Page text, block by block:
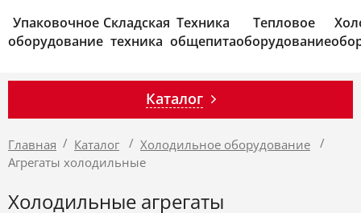
Упаковочное
оборудование
Складская
техника
Техника
общепита
Тепловое
оборудование
Каталог
Главная / Каталог / Холодильное оборудование /
Агрегаты холодильные
Холодильные агрегаты